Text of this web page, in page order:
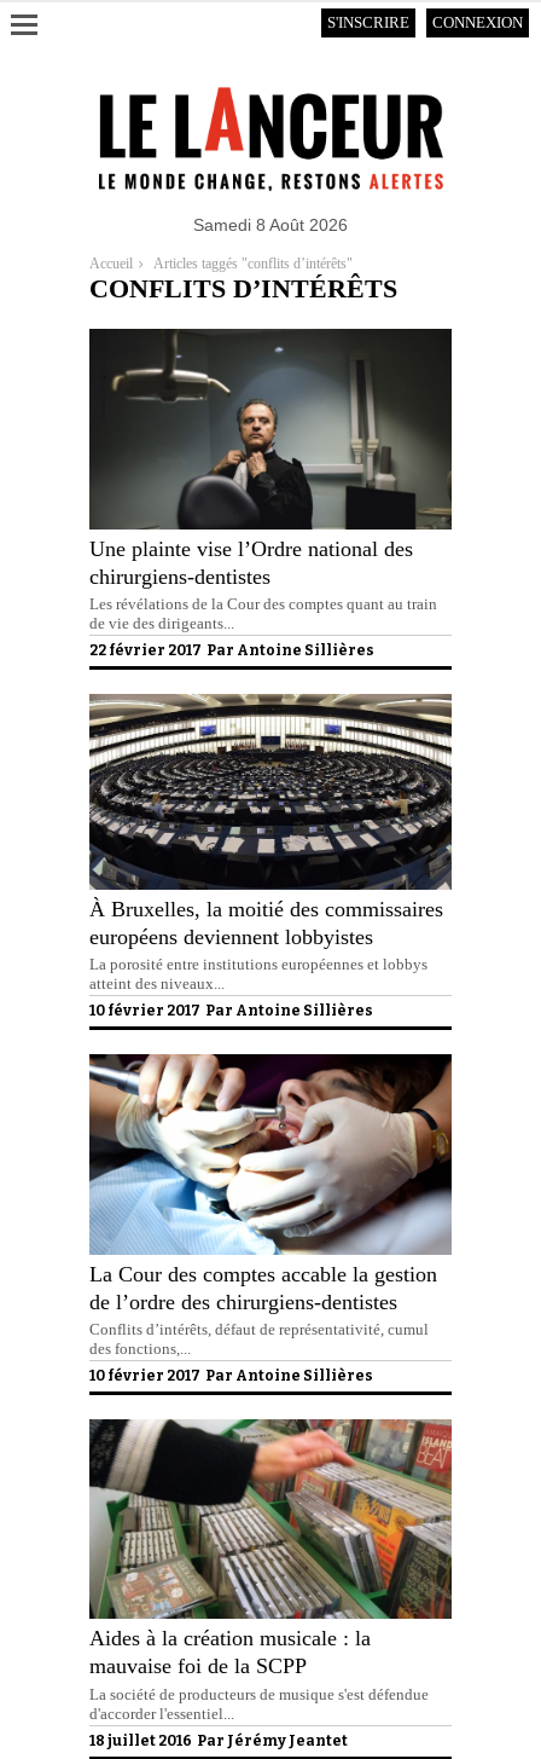
S'INSCRIRE CONNEXION
Samedi 8 Août 2026
Accueil Articles taggés "conflits d’intérêts"
CONFLITS D’INTÉRÊTS
Une plainte vise l’Ordre national des
chirurgiens-dentistes
Les révélations de la Cour des comptes quant au train
de vie des dirigeants...
22 février 2017 Par Antoine Sillières
À Bruxelles, la moitié des commissaires
européens deviennent lobbyistes
La porosité entre institutions européennes et lobbys
atteint des niveaux...
10 février 2017 Par Antoine Sillières
La Cour des comptes accable la gestion
de l’ordre des chirurgiens-dentistes
Conflits d’intérêts, défaut de représentativité, cumul
des fonctions,...
10 février 2017 Par Antoine Sillières
Aides à la création musicale : la
mauvaise foi de la SCPP
La société de producteurs de musique s'est défendue
d'accorder l'essentiel...
18 juillet 2016 Par Jérémy Jeantet